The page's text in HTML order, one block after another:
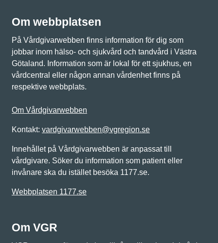
Om webbplatsen
På Vårdgivarwebben finns information för dig som
jobbar inom hälso- och sjukvård och tandvård i Västra
Götaland. Information som är lokal för ett sjukhus, en
vårdcentral eller någon annan vårdenhet finns på
respektive webbplats.
Om Vårdgivarwebben
Kontakt: vardgivarwebben@vgregion.se
Innehållet på Vårdgivarwebben är anpassat till
vårdgivare. Söker du information som patient eller
invånare ska du istället besöka 1177.se.
Webbplatsen 1177.se
Om VGR